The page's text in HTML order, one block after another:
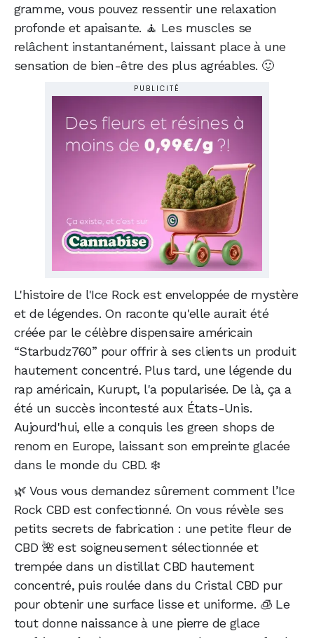
gramme, vous pouvez ressentir une relaxation
profonde et apaisante. 🧘 Les muscles se
relâchent instantanément, laissant place à une
sensation de bien-être des plus agréables. 🙂
PUBLICITÉ
L'histoire de l'Ice Rock est enveloppée de mystère
et de légendes. On raconte qu'elle aurait été
créée par le célèbre dispensaire américain
“Starbudz760” pour offrir à ses clients un produit
hautement concentré. Plus tard, une légende du
rap américain, Kurupt, l'a popularisée. De là, ça a
été un succès incontesté aux États-Unis.
Aujourd'hui, elle a conquis les green shops de
renom en Europe, laissant son empreinte glacée
dans le monde du CBD. ❄️
🌿 Vous vous demandez sûrement comment l’Ice
Rock CBD est confectionné. On vous révèle ses
petits secrets de fabrication : une petite fleur de
CBD 🌺 est soigneusement sélectionnée et
trempée dans un distillat CBD hautement
concentré, puis roulée dans du Cristal CBD pur
pour obtenir une surface lisse et uniforme. 🧊 Le
tout donne naissance à une pierre de glace